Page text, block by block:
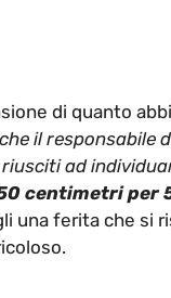
di quanto
il responsabile
ad
centimetri per
una ferita che si